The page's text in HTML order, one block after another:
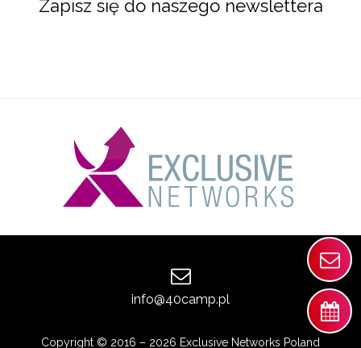
Zapisz się do naszego newslettera
info@40camp.pl
Copyright © 2016 – 2026 Exclusive Networks Poland